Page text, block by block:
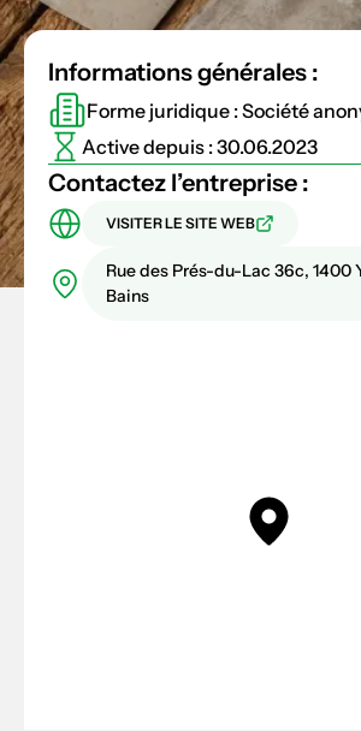
Informations générales :
Forme juridique : Société
Active depuis : 30.06.2023
Contactez l’entreprise :
VISITER LE SITE WEB
Rue des Prés-du-Lac 36c, 1400
Bains